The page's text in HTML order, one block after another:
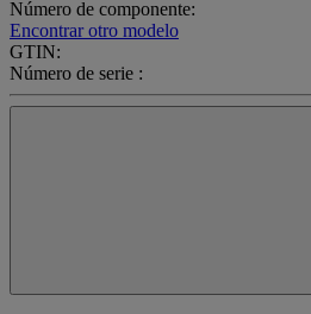
Número de componente:
Encontrar otro modelo
GTIN:
Número de serie :